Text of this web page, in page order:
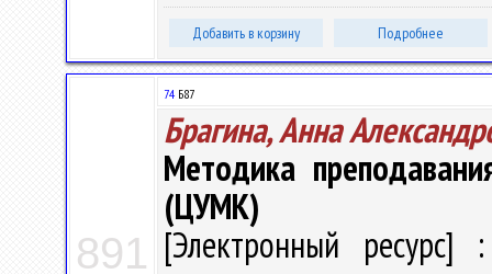
Добавить в корзину Подробнее
891
74 Б87
Брагина, Анна
Методика
(ЦУМК)
[Электронный ресурс]